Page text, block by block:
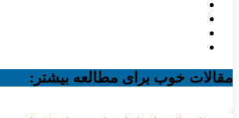
مقالات خوب برای مطالعه بیشتر: